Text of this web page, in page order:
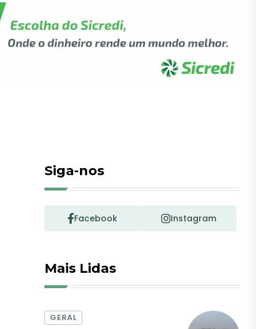
Siga-nos
Facebook Instagram
Mais Lidas
GERAL